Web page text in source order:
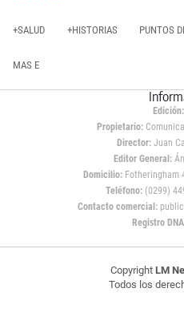
+SALUD +HISTORIAS PUNTOS
MAS E
Edición:
Propietario:
Director: Juan
Editor General:
Domicilio:Fotheringham
Teléfono: (0299)
Contacto comercial:
Registro
Copyright LM
Todos los